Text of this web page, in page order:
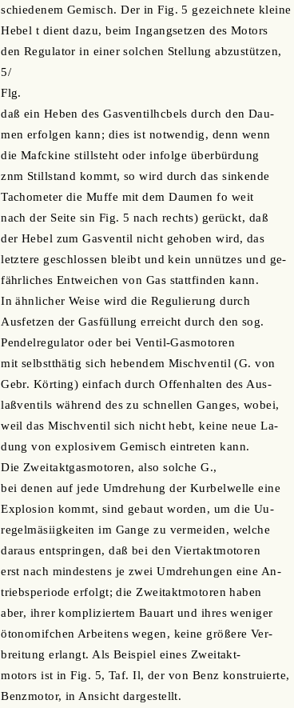
schiedenem Gemisch. Der in Fig. 5 gezeichnete kleine
Hebel t dient dazu, beim Ingangsetzen des Motors
den Regulator in einer solchen Stellung abzustützen,
5/
Flg.
daß ein Heben des Gasventilhcbels durch den Dau-
men erfolgen kann; dies ist notwendig, denn wenn
die Mafckine stillsteht oder infolge überbürdung
znm Stillstand kommt, so wird durch das sinkende
Tachometer die Muffe mit dem Daumen fo weit
nach der Seite sin Fig. 5 nach rechts) gerückt, daß
der Hebel zum Gasventil nicht gehoben wird, das
letztere geschlossen bleibt und kein unnützes und ge-
fährliches Entweichen von Gas stattfinden kann.
In ähnlicher Weise wird die Regulierung durch
Ausfetzen der Gasfüllung erreicht durch den sog.
Pendelregulator oder bei Ventil-Gasmotoren
mit selbstthätig sich hebendem Mischventil (G. von
Gebr. Körting) einfach durch Offenhalten des Aus-
laßventils während des zu schnellen Ganges, wobei,
weil das Mischventil sich nicht hebt, keine neue La-
dung von explosivem Gemisch eintreten kann.
Die Zweitaktgasmotoren, also solche G.,
bei denen auf jede Umdrehung der Kurbelwelle eine
Explosion kommt, sind gebaut worden, um die Uu-
regelmäsiigkeiten im Gange zu vermeiden, welche
daraus entspringen, daß bei den Viertaktmotoren
erst nach mindestens je zwei Umdrehungen eine An-
triebsperiode erfolgt; die Zweitaktmotoren haben
aber, ihrer kompliziertem Bauart und ihres weniger
ötonomifchen Arbeitens wegen, keine größere Ver-
breitung erlangt. Als Beispiel eines Zweitakt-
motors ist in Fig. 5, Taf. Il, der von Benz konstruierte,
Benzmotor, in Ansicht dargestellt.